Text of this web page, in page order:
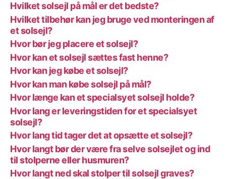
Hvilket solsejl på mål er det bedste?
Hvilket tilbehør kan jeg bruge ved monteringen af
et solsejl?
Hvor bør jeg placere et solsejl?
Hvor kan et solsejl sættes fast henne?
Hvor kan jeg købe et solsejl?
Hvor kan man købe solsejl på mål?
Hvor længe kan et specialsyet solsejl holde?
Hvor lang er leveringstiden for et specialsyet
solsejl?
Hvor lang tid tager det at opsætte et solsejl?
Hvor langt bør der være fra selve solsejlet og ind
til stolperne eller husmuren?
Hvor langt ned skal stolper til solsejl graves?